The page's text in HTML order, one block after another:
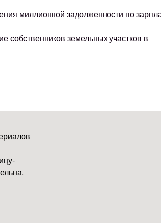
миллионной задолженности по
собственников земельных участков в